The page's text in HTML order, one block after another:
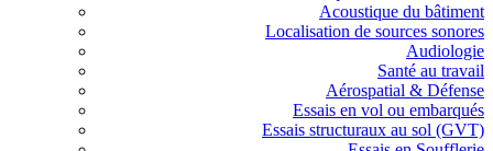
Acoustique du bâtiment
Localisation de sources sonores
Audiologie
Santé au travail
Aérospatial & Défense
Essais en vol ou embarqués
Essais structuraux au sol (GVT)